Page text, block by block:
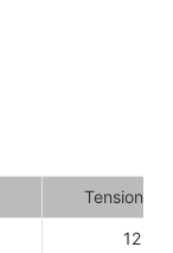
Tensione
12